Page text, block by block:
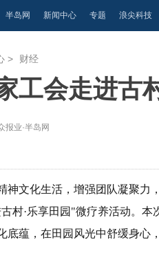
半岛网 新闻中心 专题 浪尖科技
> 财经
工会走进古
报业·半岛网
神文化生活，增强团队凝聚力
村·乐享田园"微疗养活动。
底蕴，在田园风光中舒缓身心